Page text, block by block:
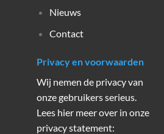
Nieuws
Contact
Privacy en voorwaarden
Wij nemen de privacy van
onze gebruikers serieus.
Lees hier meer over in onze
privacy statement: